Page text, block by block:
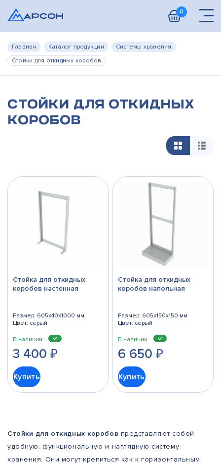
0
Главная Каталог продукции
Системы хранения
Стойки для откидных коробов
Стойки для откидных
коробов
Стойка для откидных
коробов настенная
Размер: 605x40x1000 мм
Цвет: серый
В наличии
3 400₽
Купить
Стойка для откидных
коробов напольная
Размер: 605х150х150 мм
Цвет: серый
В наличии
6 650 ₽
Купить
Стойки для откидных коробов представляют собой
удобную, функциональную и наглядную систему
хранения. Они могут крепиться как к горизонтальным,